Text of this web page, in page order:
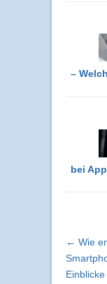
–
bei
← Wie
Einblicke